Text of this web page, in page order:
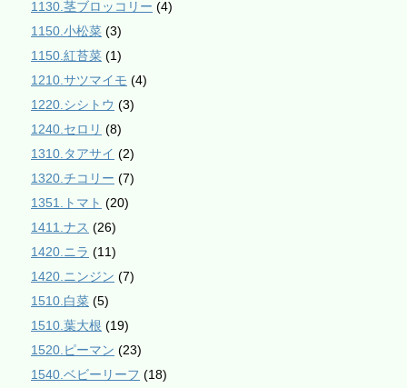
1130.茎ブロッコリー (4)
1150.小松菜 (3)
1150.紅苔菜 (1)
1210.サツマイモ (4)
1220.シシトウ (3)
1240.セロリ (8)
1310.タアサイ (2)
1320.チコリー (7)
1351.トマト (20)
1411.ナス (26)
1420.ニラ (11)
1420.ニンジン (7)
1510.白菜 (5)
1510.葉大根 (19)
1520.ピーマン (23)
1540.ベビーリーフ (18)